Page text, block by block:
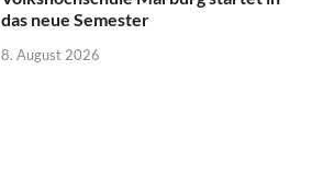
das neue Semester
8. August 2026